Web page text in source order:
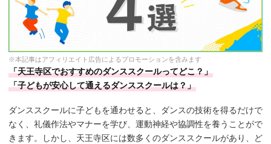
※本記事はアフィリエイト広告によるプロモーションを含みます
「天王寺区でおすすめのダンススクールってどこ？」
「子どもが安心して通えるダンススクールは？」
ダンススクールに子どもを通わせると、ダンスの技術を得るだけで
なく、礼儀作法やマナーを学び、運動神経や協調性を養うことがで
きます。しかし、天王寺区には数多くのダンススクールがあり、ど